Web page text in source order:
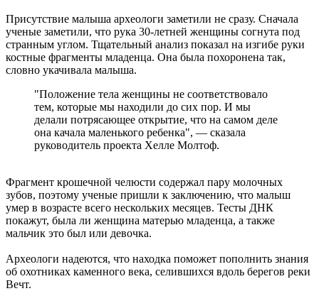
Присутствие малыша археологи заметили не сразу. Сначала
ученые заметили, что рука 30-летней женщины согнута под
странным углом. Тщательный анализ показал на изгибе руки
костные фрагменты младенца. Она была похоронена так,
словно укачивала малыша.
"Положение тела женщины не соответствовало
тем, которые мы находили до сих пор. И мы
делали потрясающее открытие, что на самом деле
она качала маленького ребенка", — сказала
руководитель проекта Хелле Молтоф.
Фрагмент крошечной челюсти содержал пару молочных
зубов, поэтому ученые пришли к заключению, что малыш
умер в возрасте всего нескольких месяцев. Тесты ДНК
покажут, была ли женщина матерью младенца, а также
мальчик это был или девочка.
Археологи надеются, что находка поможет пополнить знания
об охотниках каменного века, селившихся вдоль берегов реки
Вечт.